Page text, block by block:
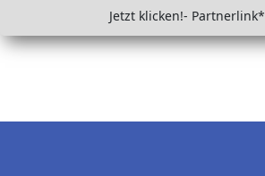
Jetzt klicken!- Partnerlink*